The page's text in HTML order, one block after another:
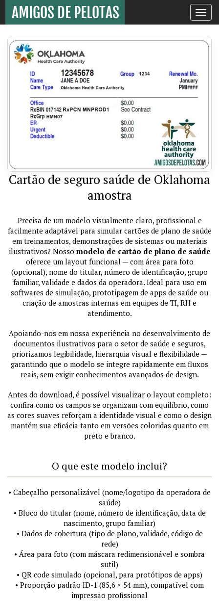
Toggle
Cartão de seguro saúde de Oklahoma
amostra
Precisa de um modelo visualmente claro, profissional e
facilmente adaptável para simular cartões de plano de saúde
em treinamentos, demonstrações de sistemas ou materiais
ilustrativos? Nosso modelo de cartão de plano de saúde
oferece um layout funcional — com área para foto
(opcional), nome do titular, número de identificação, grupo
familiar, validade e dados da operadora. Ideal para uso em
softwares de simulação, prototipagem de apps de saúde ou
criação de amostras internas em equipes de TI, RH e
atendimento.
Apoiando-nos em nossa experiência no desenvolvimento de
documentos ilustrativos para o setor de saúde e seguros,
priorizamos legibilidade, hierarquia visual e flexibilidade —
garantindo que o modelo se integre rapidamente em fluxos
reais, sem exigir conhecimentos avançados de design.
Antes do download, é possível visualizar o layout completo:
confira como os campos se organizam com equilíbrio, como
as cores suaves reforçam a identidade visual e como o design
mantém sua eficácia tanto em versões coloridas quanto em
preto e branco.
O que este modelo inclui?
• Cabeçalho personalizável (nome/logotipo da operadora de
saúde)
• Bloco do titular (nome, número de identificação, data de
nascimento, grupo familiar)
• Dados de cobertura (tipo de plano, validade, código de
rede)
• Área para foto (com máscara redimensionável e sombra
sutil)
• QR code simulado (opcional, para protótipos de apps)
• Proporção padrão ID-1 (85,6 × 54 mm), compatível com
impressão profissional